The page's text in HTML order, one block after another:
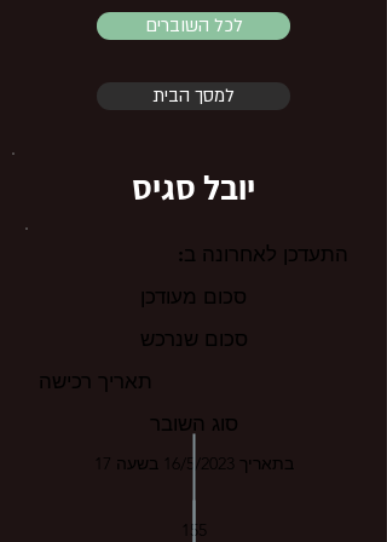
לכל השוברים
למסך הבית
יובל סגיס
התעדכן לאחרונה ב:
סכום מעודכן
סכום שנרכש
תאריך רכישה
סוג השובר
בתאריך 16/5/2023 בשעה 17
155